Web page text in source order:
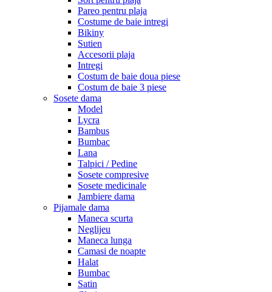
Pareo pentru plaja
Costume de baie intregi
Bikiny
Sutien
Accesorii plaja
Intregi
Costum de baie doua piese
Costum de baie 3 piese
Sosete dama
Model
Lycra
Bambus
Bumbac
Lana
Talpici / Pedine
Sosete compresive
Sosete medicinale
Jambiere dama
Pijamale dama
Maneca scurta
Neglijeu
Maneca lunga
Camasi de noapte
Halat
Bumbac
Satin